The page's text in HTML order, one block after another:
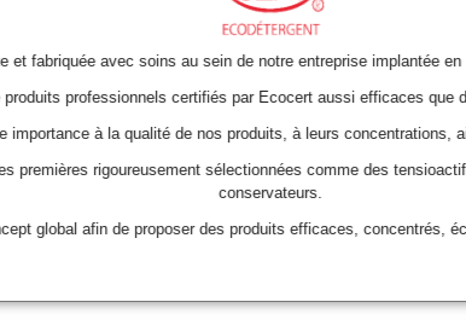
et fabriquée avec soins au sein de notre entreprise implantée
professionnels certifiés par Ecocert aussi efficaces que
importance à la qualité de nos produits, à leurs concentrations,
premières rigoureusement sélectionnées comme des
conservateurs.
global afin de proposer des produits efficaces, concentrés,